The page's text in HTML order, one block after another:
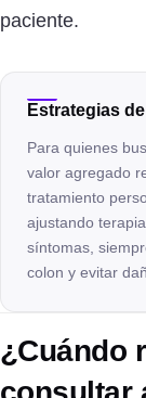
paciente.
Estrategias
Para quienes
valor agregado
tratamiento
ajustando
síntomas,
colon y evitar
¿Cuándo